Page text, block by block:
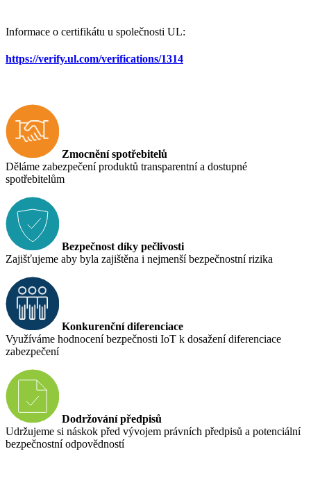
Informace o certifikátu u společnosti UL:
https://verify.ul.com/verifications/1314
Zmocnění spotřebitelů
Děláme zabezpečení produktů transparentní a dostupné
spotřebitelům
Bezpečnost díky pečlivosti
Zajišťujeme aby byla zajištěna i nejmenší bezpečnostní rizika
Konkurenční diferenciace
Využíváme hodnocení bezpečnosti IoT k dosažení diferenciace
zabezpečení
Dodržování předpisů
Udržujeme si náskok před vývojem právních předpisů a potenciální
bezpečnostní odpovědností